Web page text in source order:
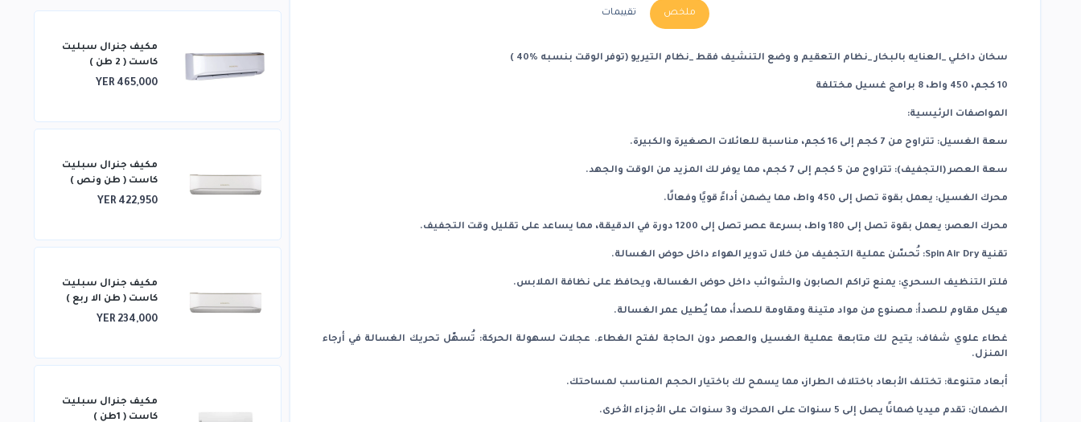
ملخص تقييمات
سخان داخلي _العنايه بالبخار _نظام التعقيم و وضع التنشيف فقط _نظام التيريو (توفر الوقت بنسبه %40 )
10 كجم، 450 واط، 8 برامج غسيل مختلفة
المواصفات الرئيسية:
سعة الغسيل: تتراوح من 7 كجم إلى 16 كجم، مناسبة للعائلات الصغيرة والكبيرة.
سعة العصر (التجفيف): تتراوح من 5 كجم إلى 7 كجم، مما يوفر لك المزيد من الوقت والجهد.
محرك الغسيل: يعمل بقوة تصل إلى 450 واط، مما يضمن أداءً قويًا وفعالًا.
محرك العصر: يعمل بقوة تصل إلى 180 واط، بسرعة عصر تصل إلى 1200 دورة في الدقيقة، مما يساعد على تقليل وقت التجفيف.
تقنية Spin Air Dry: تُحسّن عملية التجفيف من خلال تدوير الهواء داخل حوض الغسالة.
فلتر التنظيف السحري: يمنع تراكم الصابون والشوائب داخل حوض الغسالة، ويحافظ على نظافة الملابس.
هيكل مقاوم للصدأ: مصنوع من مواد متينة ومقاومة للصدأ، مما يُطيل عمر الغسالة.
غطاء علوي شفاف: يتيح لك متابعة عملية الغسيل والعصر دون الحاجة لفتح الغطاء. عجلات لسهولة الحركة: تُسهّل تحريك الغسالة في أرجاء
المنزل.
أبعاد متنوعة: تختلف الأبعاد باختلاف الطراز، مما يسمح لك باختيار الحجم المناسب لمساحتك.
الضمان: تقدم ميديا ​​ضمانًا يصل إلى 5 سنوات على المحرك و3 سنوات على الأجزاء الأخرى.
مكيف جنرال سبليت
كاست ( 2 طن )
YER 465,000
مكيف جنرال سبليت
كاست ( طن ونص )
YER 422,950
مكيف جنرال سبليت
كاست ( طن الا ربع )
YER 234,000
مكيف جنرال سبليت
كاست ( 1طن )